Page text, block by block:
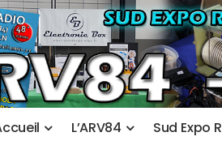
ccueil L’ARV84 Sud Expo R